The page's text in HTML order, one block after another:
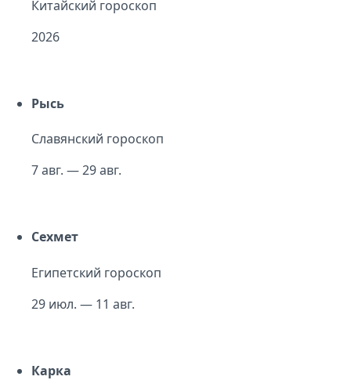
Китайский гороскоп
2026
Рысь
Славянский гороскоп
7 авг. — 29 авг.
Сехмет
Египетский гороскоп
29 июл. — 11 авг.
Карка